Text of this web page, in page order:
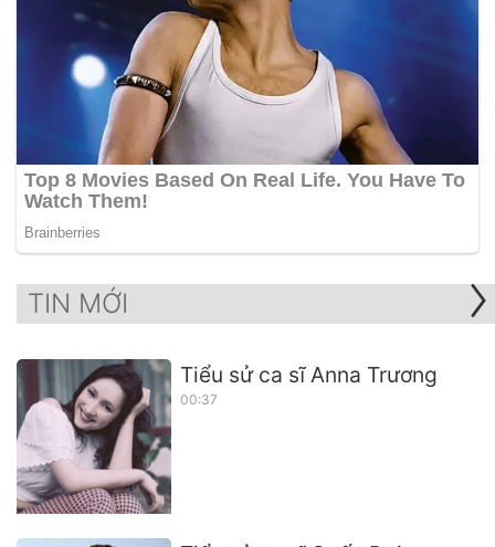
TIN MỚI
Tiểu sử ca sĩ Anna Trương
00:37